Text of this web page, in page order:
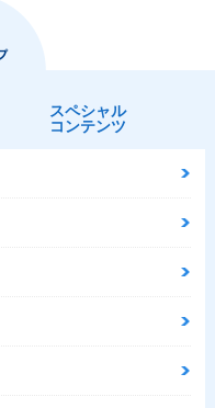
スペシャル
コンテンツ